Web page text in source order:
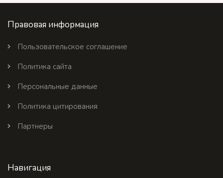
Правовая информация
Пользовательское соглашение
Политика сайта
Персональные данные
Политика цитирования
Партнеры
Навигация